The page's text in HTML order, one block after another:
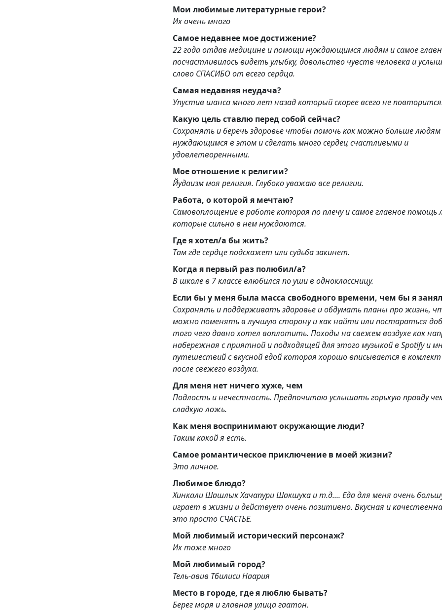
Мои любимые литературные герои?
Их очень много
Самое недавнее мое достижение?
22 года отдав медицине и помощи нуждающимся людям и самое
посчастливилось видеть улыбку, довольство чувств человека и
слово СПАСИБО от всего сердца.
Самая недавняя неудача?
Упустив шанса много лет назад который скорее всего не
Какую цель ставлю перед собой сейчас?
Сохранять и беречь здоровье чтобы помочь как можно больше людям
нуждающимся в этом и сделать много сердец счастливыми и
удовлетворенными.
Мое отношение к религии?
Йудаизм моя религия. Глубоко уважаю все религии.
Работа, о которой я мечтаю?
Самовоплощение в работе которая по плечу и самое главное помощь
которые сильно в нем нуждаются.
Где я хотел/а бы жить?
Там где сердце подскажет или судьба закинет.
Когда я первый раз полюбил/а?
В школе в 7 классе влюбился по уши в одноклассницу.
Если бы у меня была масса
Сохранять и поддерживать здоровье и обдумать планы про жизнь,
можно поменять в лучшую сторону и как найти или постараться
того чего давно хотел воплотить. Походы на свежем воздухе как например
набережная с приятной и подходящей для этого музыкой в Spotify и много
путешествий с вкусной едой которая хорошо вписывается в
после свежего воздуха.
Для меня нет ничего хуже, чем
Подлость и нечестность. Предпочитаю услышать горькую правду
сладкую ложь.
Как меня воспринимают окружающие люди?
Таким какой я есть.
Самое романтическое приключение в моей жизни?
Это личное.
Любимое блюдо?
Хинкали Шашлык Хачапури Шакшука и т.д.... Еда для меня очень
играет в жизни и действует очень позитивно. Вкусная и
это просто СЧАСТЬЕ.
Мой любимый исторический персонаж?
Их тоже много
Мой любимый город?
Тель-авив Тбилиси Наария
Место в городе, где я люблю бывать?
Берег моря и главная улица гаатон.